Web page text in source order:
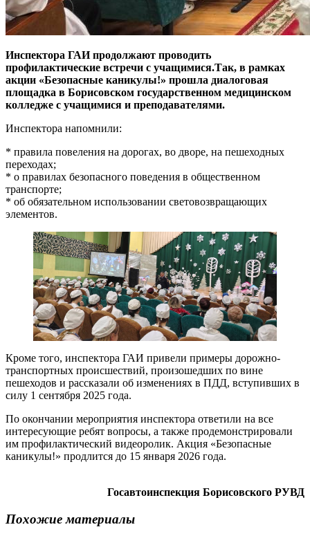
Инспектора ГАИ продолжают проводить
профилактические встречи с учащимися.Так, в рамках
акции «Безопасные каникулы!» прошла диалоговая
площадка в Борисовском государственном медицинском
колледже с учащимися и преподавателями.
Инспектора напомнили:
* правила повеления на дорогах, во дворе, на пешеходных
переходах;
* о правилах безопасного поведения в общественном
транспорте;
* об обязательном использовании световозвращающих
элементов.
Кроме того, инспектора ГАИ привели примеры дорожно-
транспортных происшествий, произошедших по вине
пешеходов и рассказали об изменениях в ПДД, вступивших в
силу 1 сентября 2025 года.
По окончании мероприятия инспектора ответили на все
интересующие ребят вопросы, а также продемонстрировали
им профилактический видеоролик. Акция «Безопасные
каникулы!» продлится до 15 января 2026 года.
Госавтоинспекция Борисовского РУВД
Похожие материалы